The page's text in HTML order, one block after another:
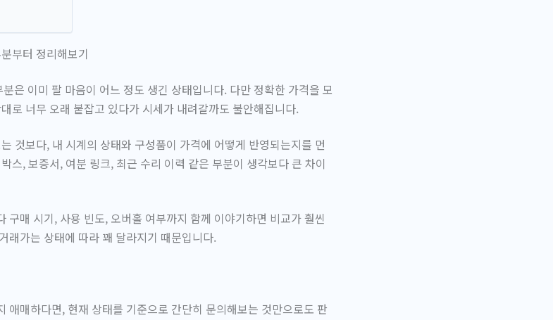
부터 정리해보기
은 이미 팔 마음이 어느 정도 생긴 상태입니다. 다만 정확한 가격을 모
로 너무 오래 붙잡고 있다가 시세가 내려갈까도 불안해집니다.
것보다, 내 시계의 상태와 구성품이 가격에 어떻게 반영되는지를 먼
스, 보증서, 여분 링크, 최근 수리 이력 같은 부분이 생각보다 큰 차이
구매 시기, 사용 빈도, 오버홀 여부까지 함께 이야기하면 비교가 훨씬
래가는 상태에 따라 꽤 달라지기 때문입니다.
애매하다면, 현재 상태를 기준으로 간단히 문의해보는 것만으로도 판